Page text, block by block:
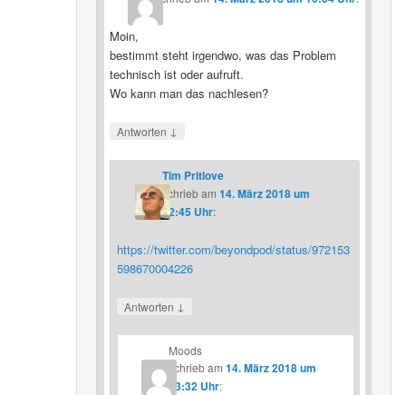
Moin,
bestimmt steht irgendwo, was das Problem
technisch ist oder aufruft.
Wo kann man das nachlesen?
Antworten ↓
Tim Pritlove
schriebam 14. März 2018 um
12:45 Uhr:
https://twitter.com/beyondpod/status/972153
598670004226
Antworten ↓
Moods
schriebam14. März 2018 um
23:32 Uhr: